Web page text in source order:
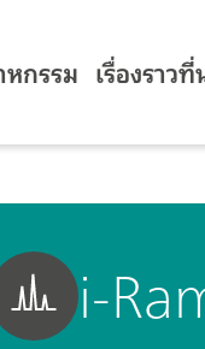
กรรม เรื่องราว
i-